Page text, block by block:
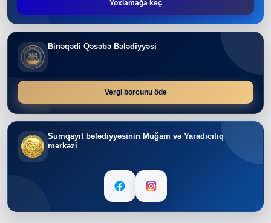
Yoxlamağa keç
Binəqədi Qəsəbə Bələdiyyəsi
Vergi borcunu ödə
Sumqayıt bələdiyyəsinin Muğam və Yaradıcılıq
mərkəzi